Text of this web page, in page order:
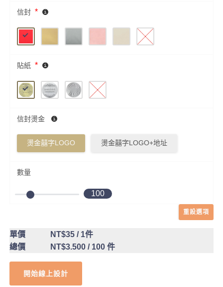
信封 *
貼紙 *
信封燙金
燙金囍字LOGO 燙金囍字LOGO+地址
數量
100
重設選項
單價 NT$35/ 1件
總價
NT$3.500/ 100 件
開始線上設計